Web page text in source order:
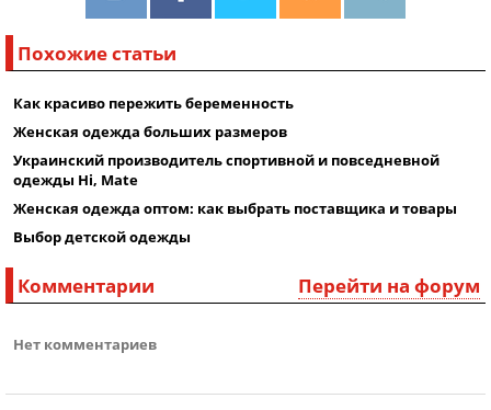
Похожие статьи
Как красиво пережить беременность
Женская одежда больших размеров
Украинский производитель спортивной и повседневной
одежды Hi, Mate
Женская одежда оптом: как выбрать поставщика и товары
Выбор детской одежды
Перейти на форум
Комментарии
Нет комментариев